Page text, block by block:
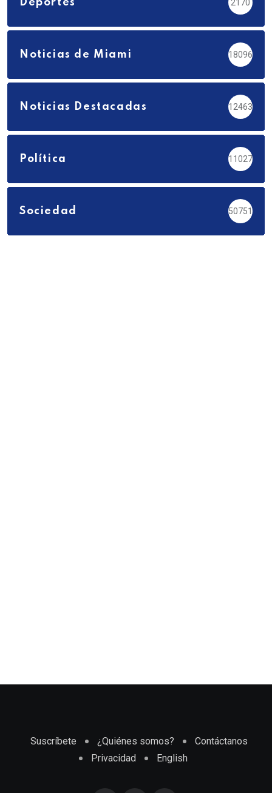
Deportes 2170
Noticias de Miami 18096
Noticias Destacadas 12463
Política 11027
Sociedad 50751
Suscríbete ¿Quiénes somos?
Contáctanos
Privacidad
English